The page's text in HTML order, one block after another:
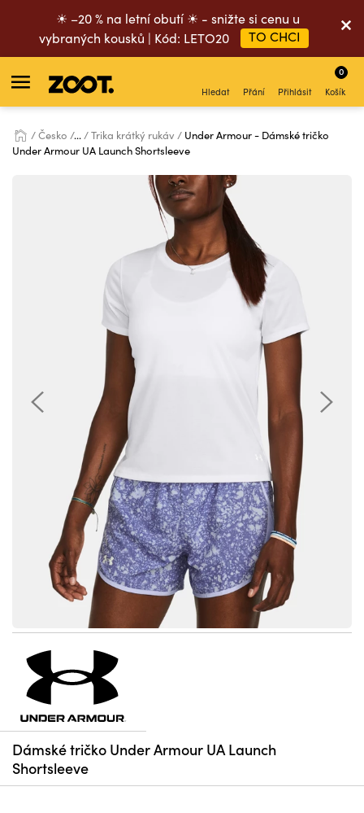
☀ –20 % na letní obutí ☀ - snižte si cenu u
vybraných kousků | Kód: LETO20
TO CHCI
Hledat Přání Přihlásit Košík
0
Česko ... Trika krátký rukáv
Under Armour - Dámské tričko
Under Armour UA Launch Shortsleeve
Dámské tričko Under Armour UA Launch
Shortsleeve